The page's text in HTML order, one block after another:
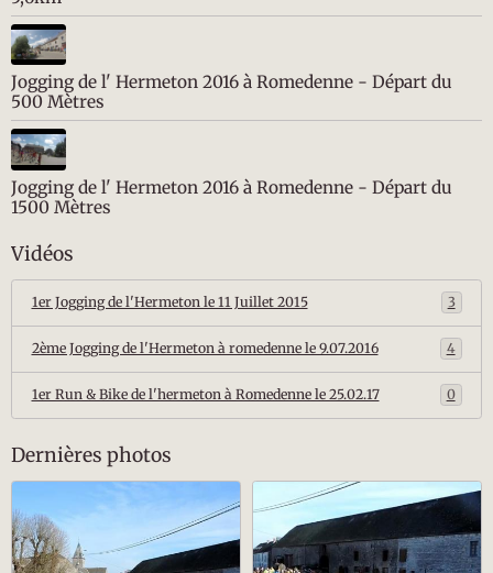
Jogging de l' Hermeton 2016 à Romedenne - Départ du
500 Mètres
Jogging de l' Hermeton 2016 à Romedenne - Départ du
1500 Mètres
Vidéos
1er Jogging de l'Hermeton le 11 Juillet 2015 3
2ème Jogging de l'Hermeton à romedenne le 9.07.2016 4
1er Run & Bike de l'hermeton à Romedenne le 25.02.17 0
Dernières photos